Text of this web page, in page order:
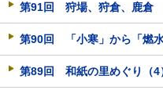
第91回 狩場、狩倉、鹿倉
第90回 「小寒」から「燃
第89回 和紙の里めぐり（4